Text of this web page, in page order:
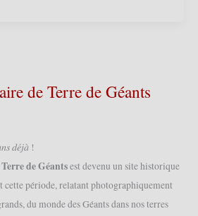
de Terre de Géants
𝑑𝑒́𝑗𝑎̀ !
Terre de Géantsest devenu un site historique
cette période, relatant photographiquement
du monde des Géants dans nos terres